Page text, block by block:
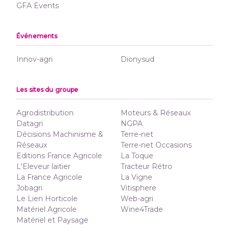
GFA Events
Événements
Innov-agri Dionysud
Les sites du groupe
Agrodistribution
Datagri
Décisions Machinisme &
Réseaux
Editions France Agricole
L'Eleveur laitier
La France Agricole
Jobagri
Le Lien Horticole
Matériel Agricole
Matériel et Paysage
Moteurs & Réseaux
NGPA
Terre-net
Terre-net Occasions
La Toque
Tracteur Rétro
La Vigne
Vitisphere
Web-agri
Wine4Trade